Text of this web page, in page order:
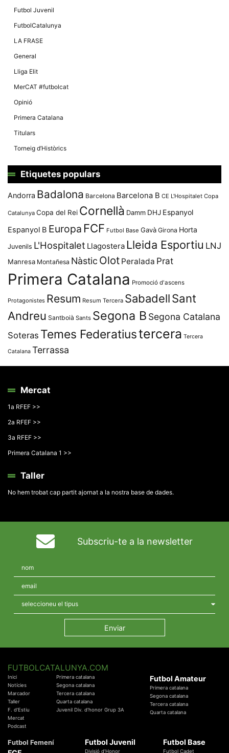
Futbol Juvenil
FutbolCatalunya
LA FRASE
General
Lliga Elit
MerCAT #futbolcat
Opinió
Primera Catalana
Titulars
Torneig d’Històrics
Etiquetes populars
Andorra Badalona Barcelona Barcelona B CE L'Hospitalet Copa
Catalunya Copa del Rei Cornellà Damm DHJ Espanyol
Espanyol B Europa FCF Futbol Base Gavà Girona Horta
Juvenils L'Hospitalet Llagostera Lleida Esportiu LNJ
Manresa Montañesa Nàstic Olot Peralada Prat
Primera Catalana Promoció d'ascens
Protagonistes Resum Resum Tercera SabadellSant
Andreu Santboià Sants Segona B Segona Catalana
Soteras Temes Federatiustercera Tercera
Catalana Terrassa
Mercat
1a RFEF >>
2a RFEF >>
3a RFEF >>
Primera Catalana 1 >>
Taller
No hem trobat cap partit ajornat a la nostra base de dades.
Subscriu-te a la newsletter
FUTBOLCATALUNYA.COM
Inici
Notícies
Marcador
Taller
F. d'Estiu
Mercat
Podcast
Primera catalana
Segona catalana
Tercera catalana
Quarta catalana
Juvenil Div. d'honor Grup 3A
Futbol Amateur
Primera catalana
Segona catalana
Tercera catalana
Quarta catalana
Futbol Femení Futbol Juvenil
Divisió d'Honor
Futbol Base
Futbol Cadet